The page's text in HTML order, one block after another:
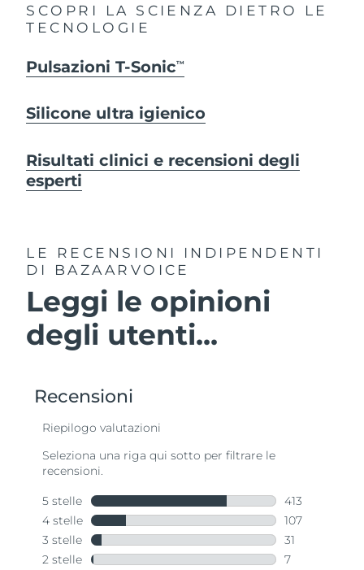
SCOPRI LA SCIENZA DIETRO LE
TECNOLOGIE
Pulsazioni T-SonicTM
Silicone ultra igienico
Risultati clinici e recensioni degli
esperti
LE RECENSIONI INDIPENDENTI
DI BAZAARVOICE
Leggi le opinioni
degli utenti...